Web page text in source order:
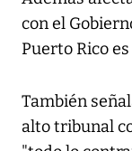
con el
Puerto Rico
También
alto tribunal